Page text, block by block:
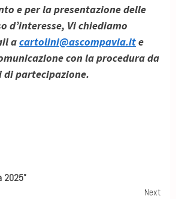
e per la presentazione delle
d’interesse, Vi chiediamo
acartolini@ascompavia.ite
con la procedura da
di partecipazione.
2025”
Next